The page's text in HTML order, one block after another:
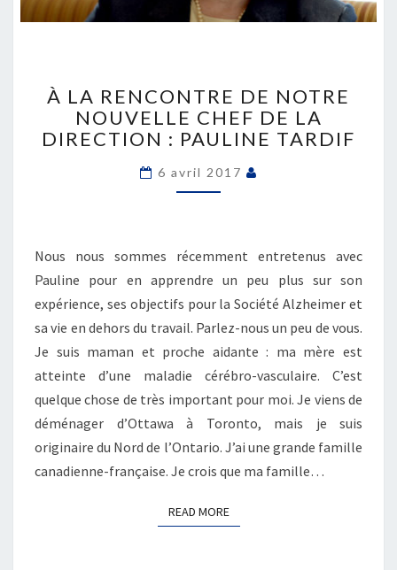
RENCONTRE
DE
NOTRE
NOUVELLE
CHEF
:
PAULINE
TARDIF
À LA RENCONTRE DE NOTRE
NOUVELLE CHEF DE LA
DIRECTION : PAULINE TARDIF
6 avril 2017
Nous nous sommes récemment entretenus avec
Pauline pour en apprendre un peu plus sur son
expérience, ses objectifs pour la Société Alzheimer et
sa vie en dehors du travail. Parlez-nous un peu de vous.
Je suis maman et proche aidante : ma mère est
atteinte d’une maladie cérébro-vasculaire. C’est
quelque chose de très important pour moi. Je viens de
déménager d’Ottawa à Toronto, mais je suis
originaire du Nord de l’Ontario. J’ai une grande famille
canadienne-française. Je crois que ma famille…
READ MOREREAD MORE